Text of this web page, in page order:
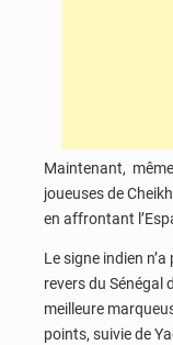
Maintenant, même
joueuses de
en affrontant
Le signe indien
revers du Sénégal
meilleure
points, suivie de